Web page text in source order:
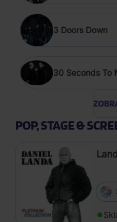
3 Doors Down
30 Seconds To
POP, STAGE &